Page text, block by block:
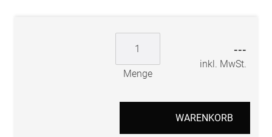
Menge
---
inkl. MwSt.
WARENKORB